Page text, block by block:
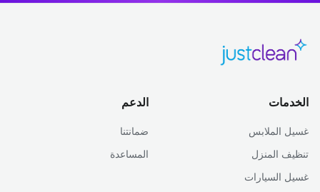
الخدمات
غسيل الملابس
تنظيف المنزل
غسيل السيارات
الدعم
ضمانتنا
المساعدة